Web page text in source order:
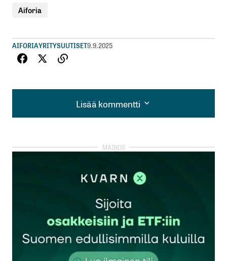
Aiforia
AIFORIAYRITYSUUTISET9.9.2025
Lisää kommentti
Lisää kommentti
kirjautua
rekisteröityä
Sähköpostiosoitettasi ei julkaista.Pakolliset